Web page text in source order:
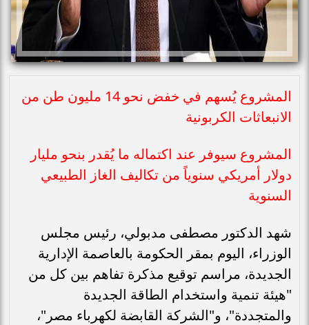
المشروع يُسهم في خفض نحو 14 مليون طن من
الانبعاثات الكربونية
المشروع سيوفر عند اكتماله ما يُقدر بنحو مليار
دولار أمريكي سنوياً من تكاليف الغاز الطبيعي
السنوية
شهد الدكتور مصطفى مدبولي، رئيس مجلس
الوزراء، اليوم بمقر الحكومة بالعاصمة الإدارية
الجديدة، مراسم توقيع مذكرة تفاهم بين كل من
"هيئة تنمية واستخدام الطاقة الجديدة
والمتجددة"، و"الشركة القابضة لكهرباء مصر"،